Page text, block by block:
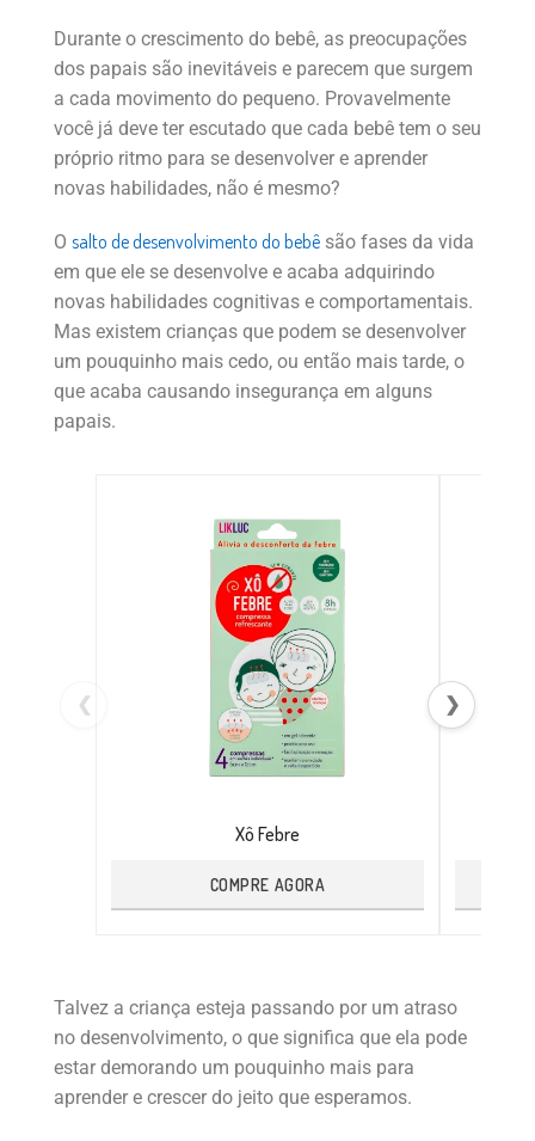
Durante o crescimento do bebê, as preocupações
dos papais são inevitáveis e parecem que surgem
a cada movimento do pequeno. Provavelmente
você já deve ter escutado que cada bebê tem o seu
próprio ritmo para se desenvolver e aprender
novas habilidades, não é mesmo?
O salto de desenvolvimento do bebê são fases da vida
em que ele se desenvolve e acaba adquirindo
novas habilidades cognitivas e comportamentais.
Mas existem crianças que podem se desenvolver
um pouquinho mais cedo, ou então mais tarde, o
que acaba causando insegurança em alguns
papais.
❮
Xô Febre
COMPRE AGORA
❯
Talvez a criança esteja passando por um atraso
no desenvolvimento, o que significa que ela pode
estar demorando um pouquinho mais para
aprender e crescer do jeito que esperamos.